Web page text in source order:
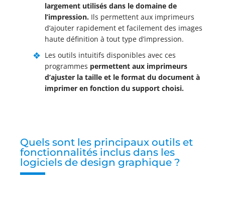
largement utilisés dans le domaine de
l’impression. Ils permettent aux imprimeurs
d’ajouter rapidement et facilement des images
haute définition à tout type d’impression.
Les outils intuitifs disponibles avec ces
programmes permettent aux imprimeurs
d’ajuster la taille et le format du document à
imprimer en fonction du support choisi.
Quels sont les principaux outils et
fonctionnalités inclus dans les
logiciels de design graphique ?